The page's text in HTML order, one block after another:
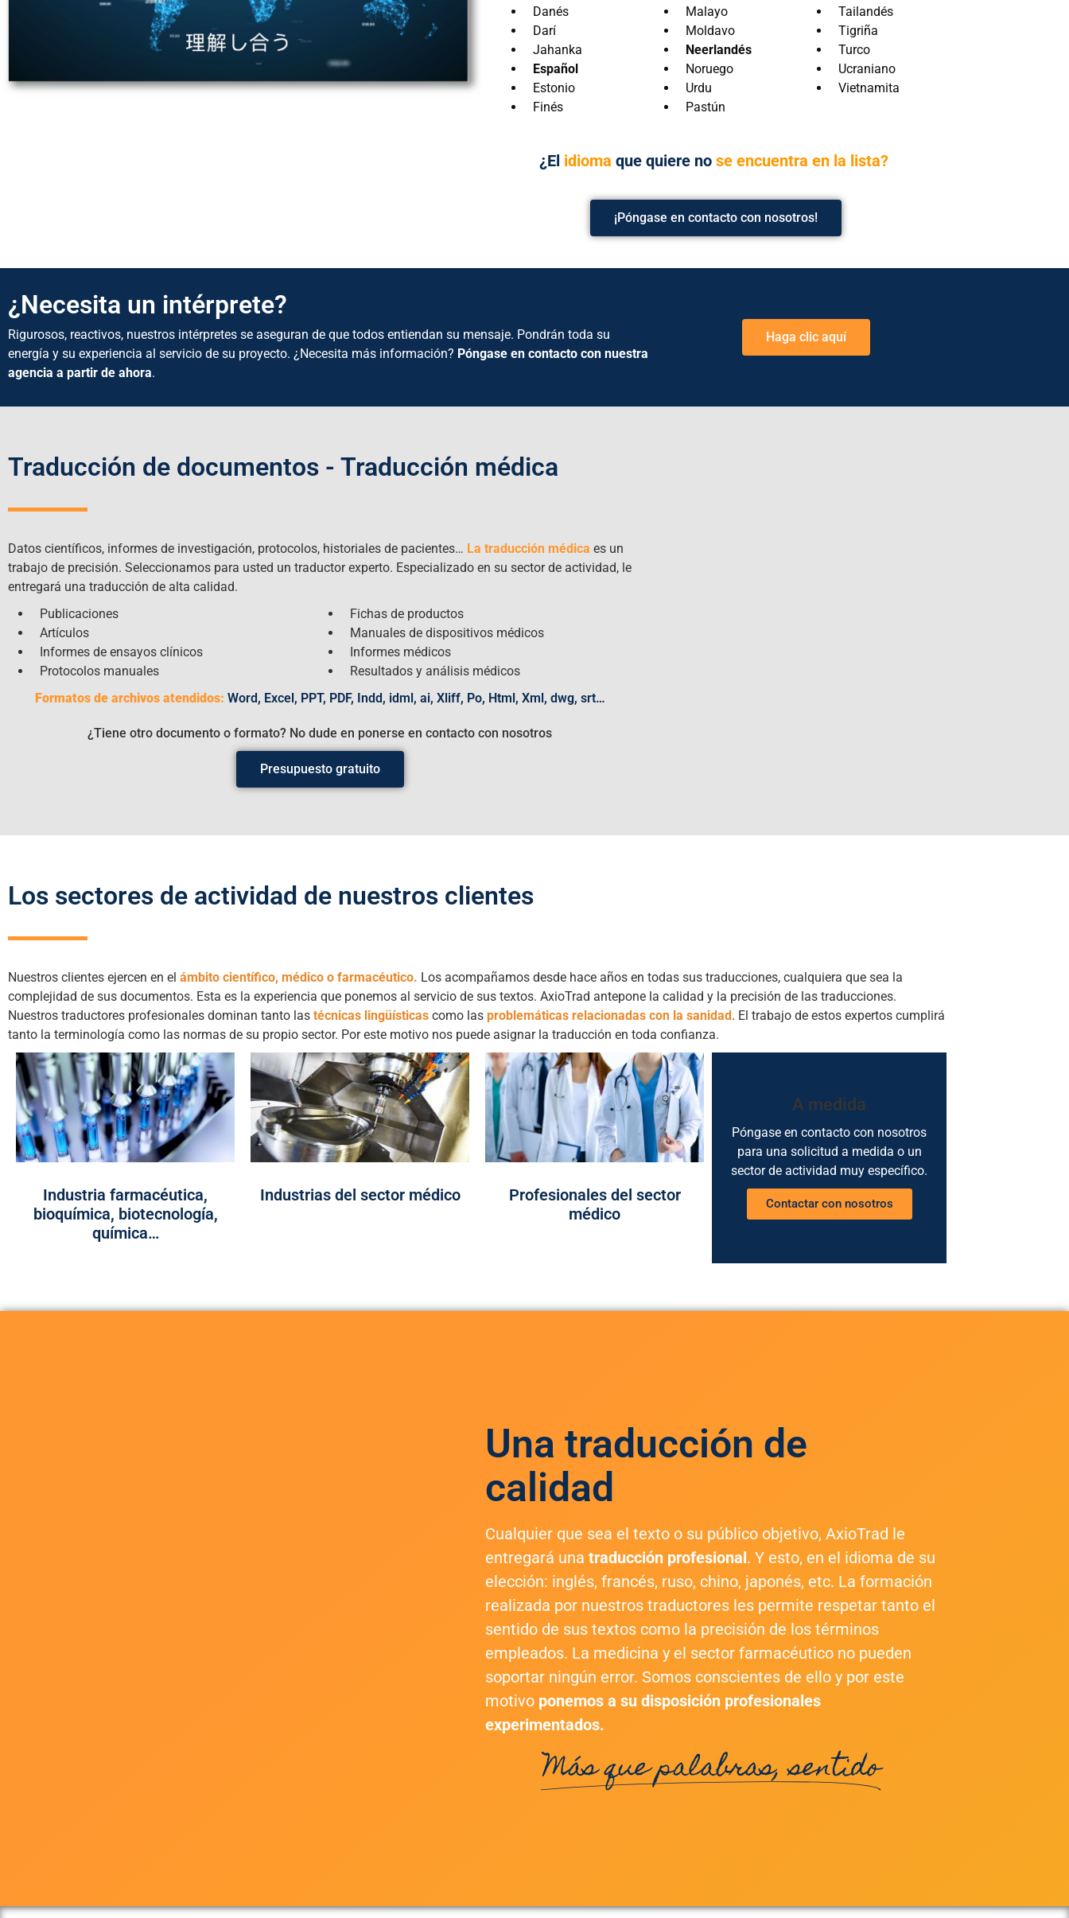
Danés
Darí
Jahanka
Español
Estonio
Finés
Malayo
Moldavo
Neerlandés
Noruego
Urdu
Pastún
Tailandés
Tigriña
Turco
Ucraniano
Vietnamita
¿El idioma que quiere no se encuentra en la lista?
¡Póngase en contacto con nosotros!
¿Necesita un intérprete?
Rigurosos, reactivos, nuestros intérpretes se aseguran de que todos entiendan su mensaje. Pondrán toda su
energía y su experiencia al servicio de su proyecto. ¿Necesita más información? Póngase en contacto con nuestra
agencia a partir de ahora.
Haga clic aquí
Traducción de documentos - Traducción médica
Datos científicos, informes de investigación, protocolos, historiales de pacientes… La traducción médica es un
trabajo de precisión. Seleccionamos para usted un traductor experto. Especializado en su sector de actividad, le
entregará una traducción de alta calidad.
Publicaciones
Artículos
Informes de ensayos clínicos
Protocolos manuales
Fichas de productos
Manuales de dispositivos médicos
Informes médicos
Resultados y análisis médicos
Formatos de archivos atendidos: Word, Excel, PPT, PDF, Indd, idml, ai, Xliff, Po, Html, Xml, dwg, srt…
¿Tiene otro documento o formato? No dude en ponerse en contacto con nosotros
Presupuesto gratuito
Los sectores de actividad de nuestros clientes
Nuestros clientes ejercen en el ámbito científico, médico o farmacéutico. Los acompañamos desde hace años en todas sus traducciones, cualquiera que sea la
complejidad de sus documentos. Esta es la experiencia que ponemos al servicio de sus textos. AxioTrad antepone la calidad y la precisión de las traducciones.
Nuestros traductores profesionales dominan tanto las técnicas lingüísticas como las problemáticas relacionadas con la sanidad. El trabajo de estos expertos cumplirá
tanto la terminología como las normas de su propio sector. Por este motivo nos puede asignar la traducción en toda confianza.
Industria farmacéutica,
bioquímica, biotecnología,
química…
Industrias del sector médico
Profesionales del sector
médico
A medida
Póngase en contacto con nosotros
para una solicitud a medida o un
sector de actividad muy específico.
Contactar con nosotros
Una traducción de
calidad
Cualquier que sea el texto o su público objetivo, AxioTrad le
entregará una traducción profesional. Y esto, en el idioma de su
elección: inglés, francés, ruso, chino, japonés, etc. La formación
realizada por nuestros traductores les permite respetar tanto el
sentido de sus textos como la precisión de los términos
empleados. La medicina y el sector farmacéutico no pueden
soportar ningún error. Somos conscientes de ello y por este
motivo ponemos a su disposición profesionales
experimentados.
Más que palabras, sentido